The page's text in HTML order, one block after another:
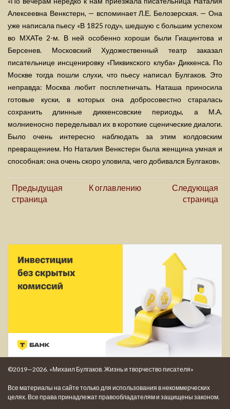
Алексеевна Венкстерн, — вспоминает Л.Е. Белозерская. — Она
уже написала пьесу «В 1825 году», шедшую с большим успехом
во МХАТе 2-м. В ней особенно хороши были Гиацинтова и
Берсенев. Московский Художественный театр заказал
писательнице инсценировку «Пиквикского клуба» Диккенса. По
Москве тогда пошли слухи, что пьесу написал Булгаков. Это
неправда: Москва любит посплетничать. Наташа приносила
готовые куски, в которых она добросовестно старалась
сохранить длинные диккенсовские периоды, а М.А.
молниеносно переделывал их в короткие сценические диалоги.
Было очень интересно наблюдать за этим колдовским
превращением. Но Наталия Венкстерн была женщина умная и
способная: она очень скоро уловила, чего добивался Булгаков».
Предыдущая
страница
К оглавлению
Следующая
страница
©2019—2026. «Михаил Булгаков. Жизнь и творчество писателя»
Все материалы на сайте только для использования в некоммерческих
целях. Все права принадлежат правообладателям и защищены законом.